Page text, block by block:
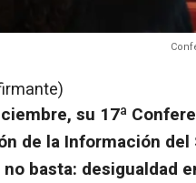
su 17ª
de la Información
basta: desigualdad